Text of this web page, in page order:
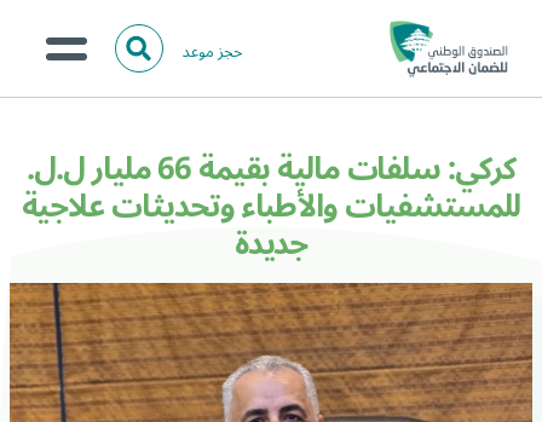
حجز موعد ا
ل
ث
الخدمات الالكترونية
المركز الإعلامي
تواصل معنا
البحث
كركي: سلفات مالية بقيمة 66 مليار ل.ل.
للمستشفيات والأطباء وتحديثات علاجية
جديدة